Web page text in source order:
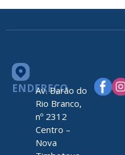
ENDEREÇO
Av. Barão do
Rio Branco,
nº 2312
Centro –
Nova